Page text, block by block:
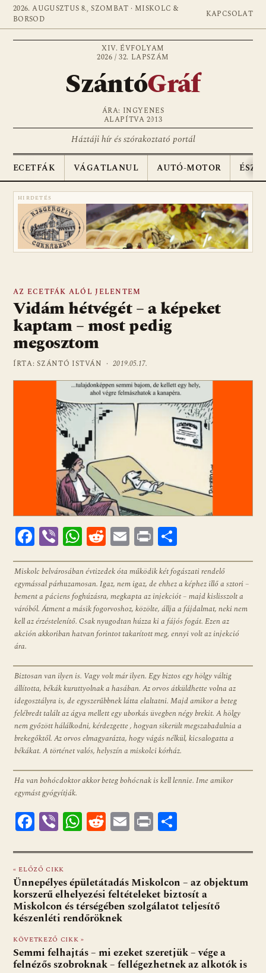
2026. AUGUSZTUS 8., SZOMBAT · MISKOLC &
BORSOD
KAPCSOLAT
XIV. ÉVFOLYAM
2026 / 32. LAPSZÁM
SzántóGráf
ÁRA: INGYENES
ALAPÍTVA 2013
Háztáji hír és szórakoztató portál
ECETFÁK VÁGATLANUL AUTÓ-MOTOR
HIRDETÉS
AZ ECETFÁK ALÓL JELENTEM
Vidám hétvégét – a képeket
kaptam – most pedig
megosztom
ÍRTA: SZÁNTÓ ISTVÁN ·2019.05.17.
F
ac
e
b
o
o
Vi
b
er
W
h
at
s
A
p
R
e
d
di
t
E
m
ai
l
Pr
in
t
ss
za
m
e
g
Miskolc belvárosában évtizedek óta működik két fogászati rendelő
egymással párhuzamosan. Igaz, nem igaz, de ehhez a képhez illő a sztori –
bement a páciens foghúzásra, megkapta az injekciót – majd kislisszolt a
váróból. Átment a másik fogorvoshoz, közölte, állja a fájdalmat, neki nem
kell az érzéstelenítő. Csak nyugodtan húzza ki a fájós fogát. Ezen az
akción akkoriban hatvan forintot takarított meg, ennyi volt az injekció
ára.
Biztosan van ilyen is. Vagy volt már ilyen. Egy biztos egy hölgy váltig
állította, békák kuruttyolnak a hasában. Az orvos átküldhette volna az
idegosztályra is, de egyszerűbbnek látta elaltatni. Majd amikor a beteg
felébredt talált az ágya mellett egy uborkás üvegben négy brekit. A hölgy
nem győzött hálálkodni, kérdezgette , hogyan sikerült megszabadulnia a
brekegőktől. Az orvos elmagyarázta, hogy vágás nélkül, kicsalogatta a
békákat. A történet valós, helyszín a miskolci kórház.
Ha van bohócdoktor akkor beteg bohócnak is kell lennie. Ime amikor
egymást gyógyítják.
F
e
b
o
o
k
Vi
er
W
at
s
A
p
p
R
d
di
t
E
ai
l
Pr
t za
m
e
g
« ELŐZŐ CIKK
Ünnepélyes épületátadás Miskolcon – az objektum
korszerű elhelyezési feltételeket biztosít a
Miskolcon és térségében szolgálatot teljesítő
készenléti rendőröknek
KÖVETKEZŐ CIKK »
Semmi felhajtás – mi ezeket szeretjük – vége a
felnézős szobroknak – fellégezhetnek az alkotók is